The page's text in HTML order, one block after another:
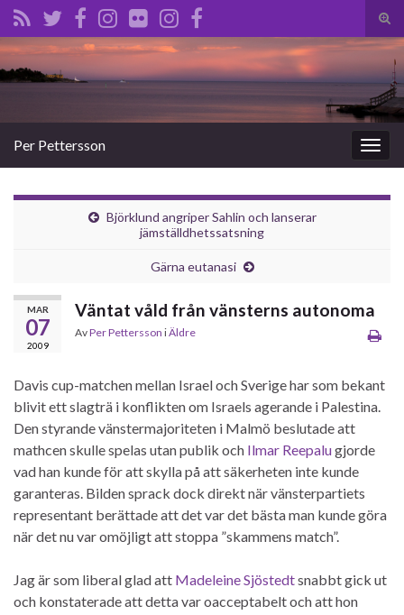
Slå
på/
Search for:
Slå
på/av
Per Pettersson
Björklund angriper Sahlin och lanserar
jämställdhetssatsning
Gärna eutanasi
MAR
07
2009
Väntat våld från vänsterns autonoma
AvPer Pettersson iÄldre
Davis cup-matchen mellan Israel och Sverige har som bekant
blivit ett slagträ i konflikten om Israels agerande i Palestina.
Den styrande vänstermajoriteten i Malmö beslutade att
mathcen skulle spelas utan publik och Ilmar Reepalugjorde
vad han kunde för att skylla på att säkerheten inte kunde
garanteras. Bilden sprack dock direkt när vänsterpartiets
representant berättade att det var det bästa man kunde göra
när det nu var omöjligt att stoppa ”skammens match”.
Jag är som liberal glad att Madeleine Sjöstedtsnabbt gick ut
och konstaterade att detta var oacceptabelt och att hon